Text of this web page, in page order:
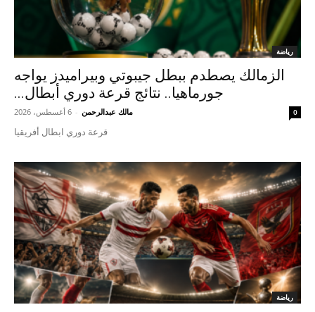
رياضة
الزمالك يصطدم ببطل جيبوتي وبيراميدز يواجه
جورماهيا.. نتائج قرعة دوري أبطال...
مالك عبدالرحمن - 6 أغسطس، 2026 0
قرعة دوري ابطال أفريقيا
رياضة